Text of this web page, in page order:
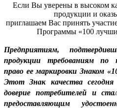
Если Вы уверены в высоком
продукции и
приглашаем Вас принять
Программы «100
Предприятиям,
продукции требованиям по
право ее маркировки Знаком
Этот Знак качества сегодня
доверие потребителей и
предоставляющим